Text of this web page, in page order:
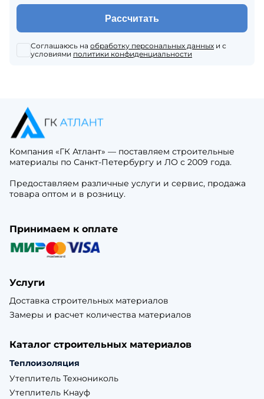
Рассчитать
Соглашаюсь на обработку персональных данных и с
условиями политики конфиденциальности
Компания «ГК Атлант» — поставляем строительные
материалы по Санкт-Петербургу и ЛО с 2009 года.
Предоставляем различные услуги и сервис, продажа
товара оптом и в розницу.
Принимаем к оплате
Услуги
Доставка строительных материалов
Замеры и расчет количества материалов
Каталог строительных материалов
Теплоизоляция
Утеплитель Технониколь
Утеплитель Кнауф